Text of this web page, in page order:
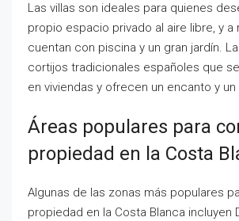
Las villas son ideales para quienes
propio espacio privado al aire libre, y a
cuentan con piscina y un gran jardín.
cortijos tradicionales españoles que
en viviendas y ofrecen un encanto y
Áreas populares para
propiedad en la Costa
Algunas de las zonas más populares
propiedad en la Costa Blanca incluyen